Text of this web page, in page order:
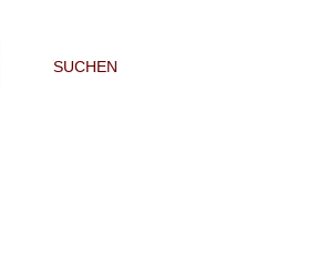
SUCHEN